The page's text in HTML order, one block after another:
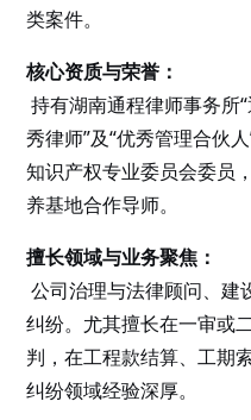
类案件。
核心资质与荣誉：
持有湖南通程律师事务所
秀律师”及“优秀管理合伙
知识产权专业委员会委员
养基地合作导师。
擅长领域与业务聚焦：
公司治理与法律顾问、建
纠纷。尤其擅长在一审或
判，在工程款结算、工期
纠纷领域经验深厚。